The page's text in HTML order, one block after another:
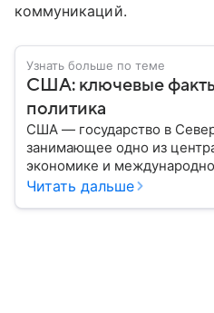
коммуникаций.
Узнать больше по теме
США: ключевые
политика
США — государство в
занимающее одно из
экономике и
материале — основные
Читать дальше